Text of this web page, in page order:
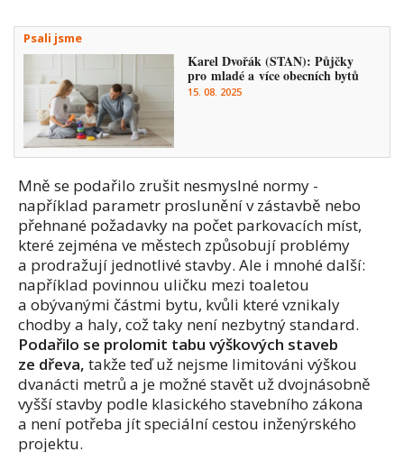
Psali jsme
Karel Dvořák (STAN): Půjčky
pro mladé a více obecních bytů
15. 08. 2025
Mně se podařilo zrušit nesmyslné normy -
například parametr proslunění v zástavbě nebo
přehnané požadavky na počet parkovacích míst,
které zejména ve městech způsobují problémy
a prodražují jednotlivé stavby. Ale i mnohé další:
například povinnou uličku mezi toaletou
a obývanými částmi bytu, kvůli které vznikaly
chodby a haly, což taky není nezbytný standard.
Podařilo se prolomit tabu výškových staveb
ze dřeva, takže teď už nejsme limitováni výškou
dvanácti metrů a je možné stavět už dvojnásobně
vyšší stavby podle klasického stavebního zákona
a není potřeba jít speciální cestou inženýrského
projektu.